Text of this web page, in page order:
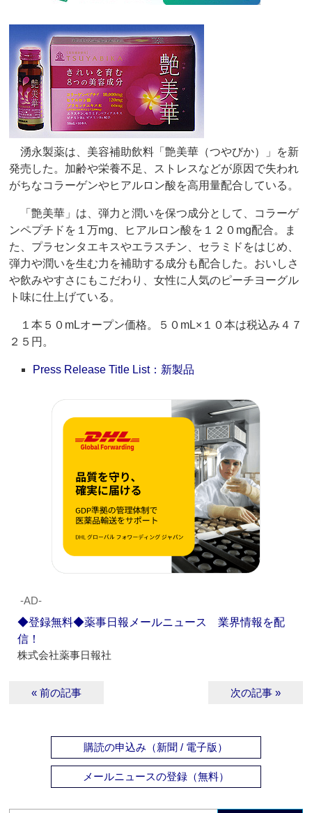
湧永製薬は、美容補助飲料「艶美華（つやびか）」を新
発売した。加齢や栄養不足、ストレスなどが原因で失われ
がちなコラーゲンやヒアルロン酸を高用量配合している。
「艶美華」は、弾力と潤いを保つ成分として、コラーゲ
ンペプチドを１万mg、ヒアルロン酸を１２０mg配合。ま
た、プラセンタエキスやエラスチン、セラミドをはじめ、
弾力や潤いを生む力を補助する成分も配合した。おいしさ
や飲みやすさにもこだわり、女性に人気のピーチヨーグル
ト味に仕上げている。
１本５０mLオープン価格。５０mL×１０本は税込み４７
２５円。
Press Release Title List：新製品
‐AD‐
◆登録無料◆薬事日報メールニュース 業界情報を配
信！
株式会社薬事日報社
« 前の記事 次の記事 »
購読の申込み（新聞 / 電子版）
メールニュースの登録（無料）